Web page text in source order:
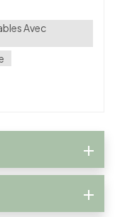
Avec